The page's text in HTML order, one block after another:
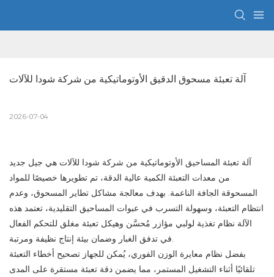
آلة تعبئة مسحوق الدقيق الأوتوماتيكية من شركة شودا للآلات
2026-07-04
آلة تعبئة المساحيق الأوتوماتيكية من شركة شودا للآلات هي جيل جديد
من معدات التعبئة الكمية عالية الدقة، تم تطويرها خصيصًا للمواد
المسحوقة الجافة الناعمة. بهدف معالجة مشاكل تطاير المسحوق، وعدم
انتظام التعبئة، وسهولة التسرب في عبوات المساحيق التقليدية، تعتمد هذه
الآلة نظام تغذية لولبي مؤازر مُحسَّن وهيكل تعبئة مغلق للتحكم الفعال
في تدفق الغبار وضمان بيئة إنتاج نظيفة ومرتبة.
بفضل نظام معايرة الوزن الفوري، يُمكن للجهاز تصحيح أخطاء التعبئة
تلقائيًا أثناء التشغيل المستمر، مما يضمن دقة تعبئة مستقرة على المدى